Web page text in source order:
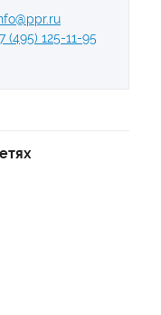
(495) 125-11-95